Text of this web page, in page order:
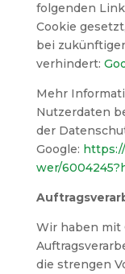
folgenden
Cookie
bei
verhindert:
Mehr
Nutzerdaten
der
Google:
wer/
Wir haben mit
die strengen